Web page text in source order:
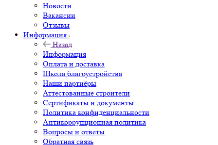
Новости
Вакансии
Отзывы
Информация
Назад
Информация
Оплата и доставка
Школа благоустройства
Наши партнёры
Аттестованные строители
Сертификаты и документы
Политика конфиденциальности
Антикоррупционная политика
Вопросы и ответы
Обратная связь